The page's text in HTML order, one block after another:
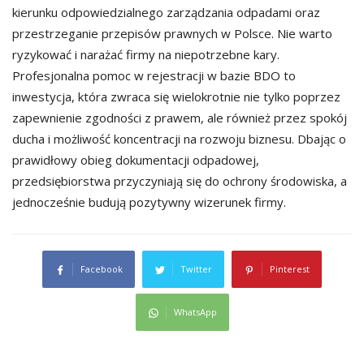
kierunku odpowiedzialnego zarządzania odpadami oraz
przestrzeganie przepisów prawnych w Polsce. Nie warto
ryzykować i narażać firmy na niepotrzebne kary.
Profesjonalna pomoc w rejestracji w bazie BDO to
inwestycja, która zwraca się wielokrotnie nie tylko poprzez
zapewnienie zgodności z prawem, ale również przez spokój
ducha i możliwość koncentracji na rozwoju biznesu. Dbając o
prawidłowy obieg dokumentacji odpadowej,
przedsiębiorstwa przyczyniają się do ochrony środowiska, a
jednocześnie budują pozytywny wizerunek firmy.
Facebook Twitter Pinterest
WhatsApp